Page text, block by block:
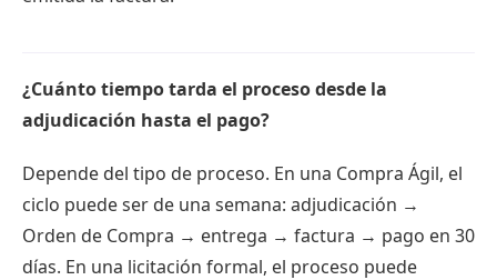
¿Cuánto tiempo tarda el proceso desde la
adjudicación hasta el pago?
Depende del tipo de proceso. En una Compra Ágil, el
ciclo puede ser de una semana: adjudicación →
Orden de Compra → entrega → factura → pago en 30
días. En una licitación formal, el proceso puede